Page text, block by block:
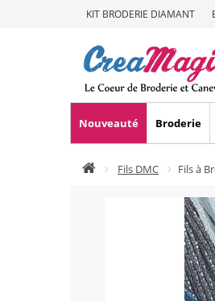
KIT BRODERIE DIAMANT
Nouveauté Broderie
Fils DMC Fils à